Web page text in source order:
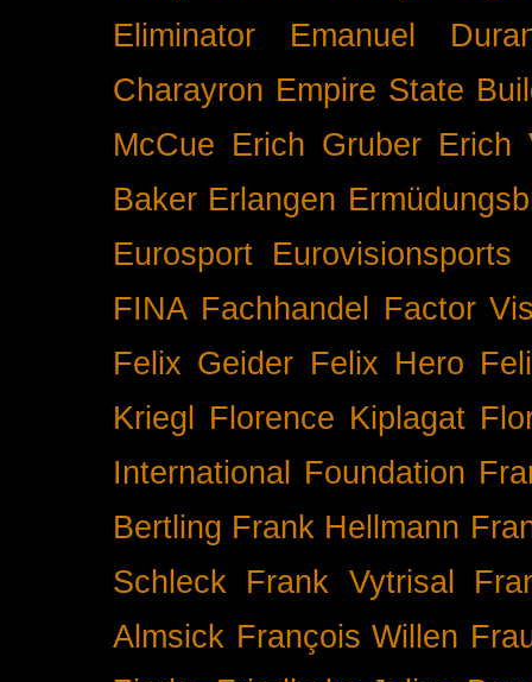
Eliminator
Emanuel
Charayron Empire State
McCue Erich Gruber Erich
Baker Erlangen
Eurosport Eurovisionsports
FINA Fachhandel
Factor
Felix Geider Felix Hero
Kriegl
Florence Kiplagat
International
Foundation
Bertling Frank Hellmann
Schleck
Frank Vytrisal
Almsick François Willen